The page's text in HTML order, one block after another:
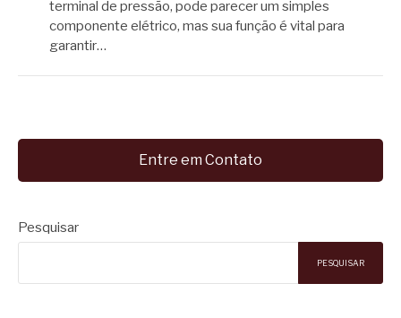
terminal de pressão, pode parecer um simples
componente elétrico, mas sua função é vital para
garantir…
Entre em Contato
Pesquisar
PESQUISAR